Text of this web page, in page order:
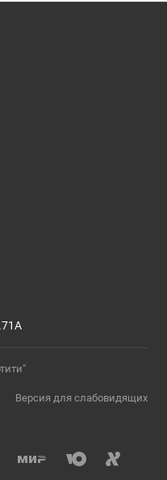
Версия для слабовидящих